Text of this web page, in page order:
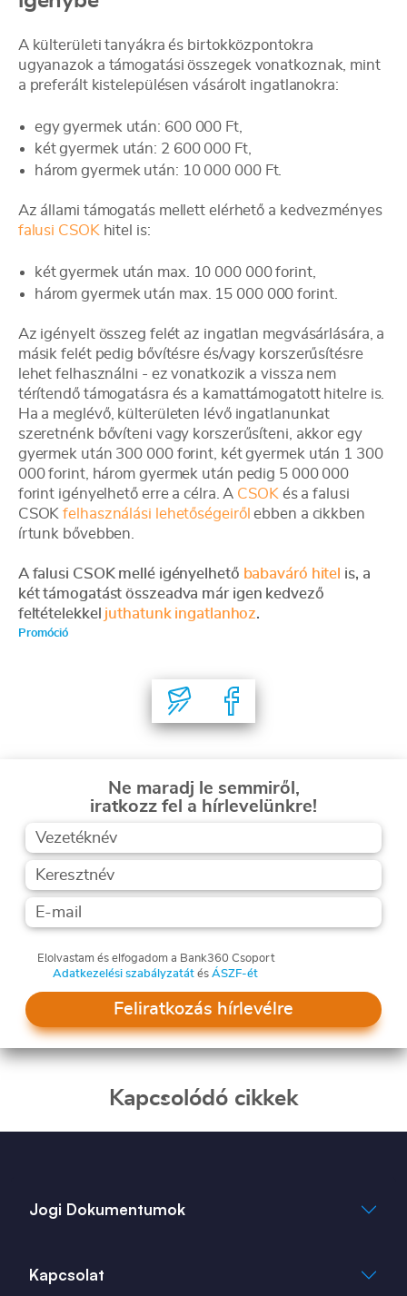
A külterületi tanyákra és birtokközpontokra
ugyanazok a támogatási összegek vonatkoznak, mint
a preferált kistelepülésen vásárolt ingatlanokra:
egy gyermek után: 600 000 Ft,
két gyermek után: 2 600 000 Ft,
három gyermek után: 10 000 000 Ft.
Az állami támogatás mellett elérhető a kedvezményes
falusi CSOKhitel is:
két gyermek után max. 10 000 000 forint,
három gyermek után max. 15 000 000 forint.
Az igényelt összeg felét az ingatlan megvásárlására, a
másik felét pedig bővítésre és/vagy korszerűsítésre
lehet felhasználni - ez vonatkozik a vissza nem
térítendő támogatásra és a kamattámogatott hitelre is.
Ha a meglévő, külterületen lévő ingatlanunkat
szeretnénk bővíteni vagy korszerűsíteni, akkor egy
gyermek után 300 000 forint, két gyermek után 1 300
000 forint, három gyermek után pedig 5 000 000
forint igényelhető erre a célra. A CSOKés a falusi
CSOKfelhasználási lehetőségeiről ebben a cikkben
írtunk bővebben.
A falusi CSOK mellé igényelhető babaváró hitel is, a
két támogatást összeadva már igen kedvező
feltételekkel juthatunk ingatlanhoz.
Promóció
Ne maradj le semmiről,
iratkozz fel a hírlevelünkre!
Elolvastam és elfogadom a Bank360 Csoport
Adatkezelési szabályzatátés ÁSZF-ét
Feliratkozás hírlevélre
Kapcsolódó cikkek
Jogi Dokumentumok
Általános Szerződési Feltételek
Kapcsolat